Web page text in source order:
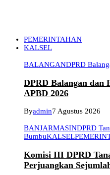
PEMERINTAHAN
KALSEL
BALANGANDPRD
DPRD Balangan dan
APBD 2026
Byadmin7 Agustus 2026
BANJARMASINDPRD
BumbuKALSEL
Komisi III DPRD
Perjuangkan